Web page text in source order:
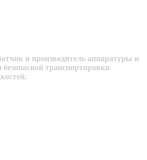
и производитель аппаратуры и
транспортировки